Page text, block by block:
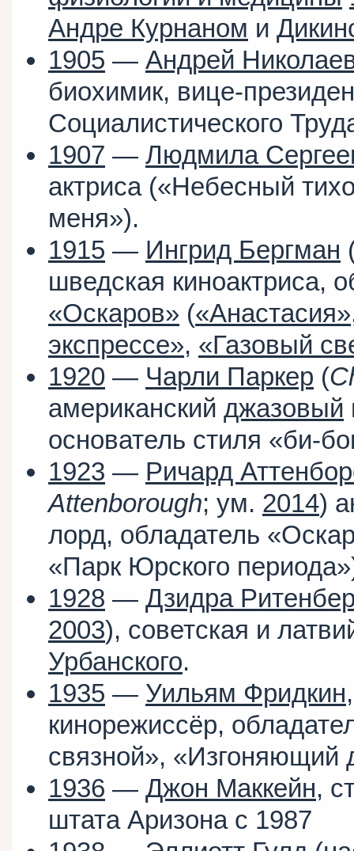
Андре Курнаном и
1905 — Андрей
биохимик, вице-
Социалистического
1907 — Людмила
актриса («Небесный
меня»).
1915 — Ингрид Бергман
шведская киноактриса,
«Оскаров» («Анастасия»
экспрессе», «Газовый
1920 — Чарли Паркер (
американский джазовый
основатель стиля «би-
1923 — Ричард
Attenborough; ум. 2014)
лорд, обладатель
«Парк Юрского
1928 — Дзидра
2003), советская и
Урбанского.
1935 — Уильям Фридкин
кинорежиссёр,
связной», «Изгоняющий
1936 — Джон Маккейн,
штата Аризона с 1987